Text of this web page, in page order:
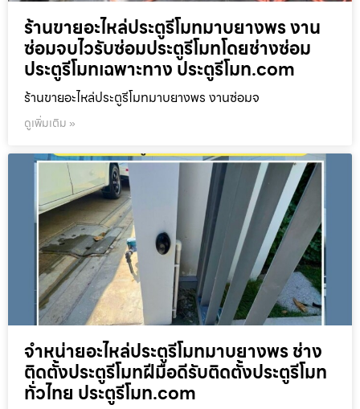
ร้านขายอะไหล่ประตูรีโมทมาบยางพร งาน
ซ่อมจบไวรับซ่อมประตูรีโมทโดยช่างซ่อม
ประตูรีโมทเฉพาะทาง ประตูรีโมท.com
ร้านขายอะไหล่ประตูรีโมทมาบยางพร งานซ่อมจ
ดูเพิ่มเติม »
จำหน่ายอะไหล่ประตูรีโมทมาบยางพร ช่าง
ติดตั้งประตูรีโมทฝีมือดีรับติดตั้งประตูรีโมท
ทั่วไทย ประตูรีโมท.com